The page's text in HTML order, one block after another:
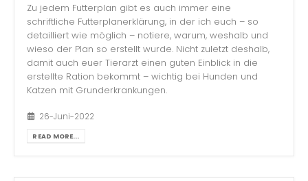
Zu jedem Futterplan gibt es auch immer eine
schriftliche Futterplanerklärung, in der ich euch – so
detailliert wie möglich – notiere, warum, weshalb und
wieso der Plan so erstellt wurde. Nicht zuletzt deshalb,
damit auch euer Tierarzt einen guten Einblick in die
erstellte Ration bekommt – wichtig bei Hunden und
Katzen mit Grunderkrankungen.
26-Juni-2022
READ MORE...